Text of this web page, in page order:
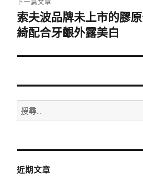
下
一
文
索夫波品牌未上市的膠
綺配合牙齦外露美白
搜
尋
鍵
近期文章